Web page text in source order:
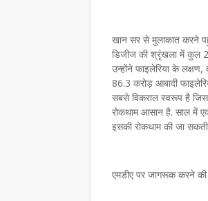
खान सर से मुलाकात करने
डिजीज की श्रृंखला में कुल 20
उन्होंने फाइलेरिया के
86.3 करोड़ आबादी
सबसे विकराल स्वरूप है
रोकथाम आसान है. साल में
इसकी रोकथाम की जा
एमडीए पर जागरूक करने